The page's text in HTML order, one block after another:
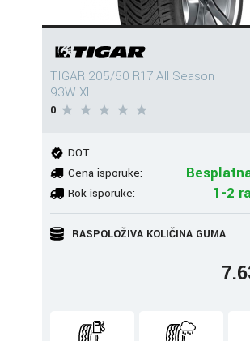
TIGAR 205/50 R17 All Season
93W XL
0
DOT:
Cena isporuke:
Rok isporuke: 1-2
RASPOLOŽIVA KOLIČINA GUMA